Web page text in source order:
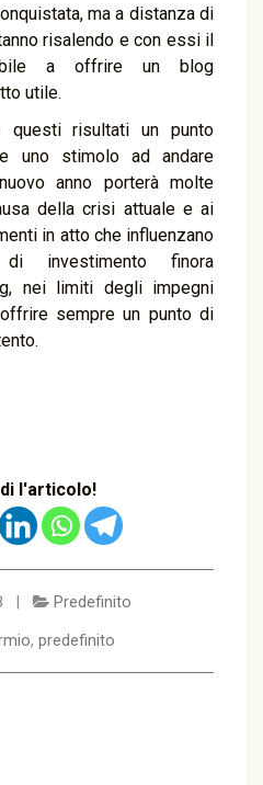
ma a distanza di
risalendo e con essi il
a offrire un blog
utile.
questi risultati un punto
uno stimolo ad andare
anno porterà molte
della crisi attuale e ai
in atto che influenzano
investimento finora
nei limiti degli impegni
sempre un punto di
l'articolo!
| Predefinito
, predefinito